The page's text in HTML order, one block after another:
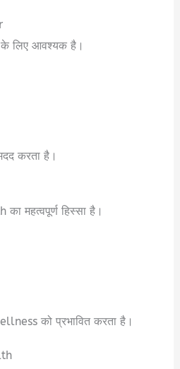
लिए आवश्यक है।
करता है।
महत्वपूर्ण हिस्सा है।
को प्रभावित करता है।